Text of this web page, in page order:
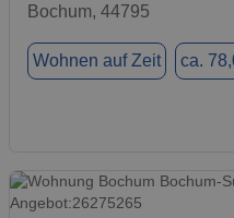
Bochum, 44795
Wohnen auf Zeit ca.